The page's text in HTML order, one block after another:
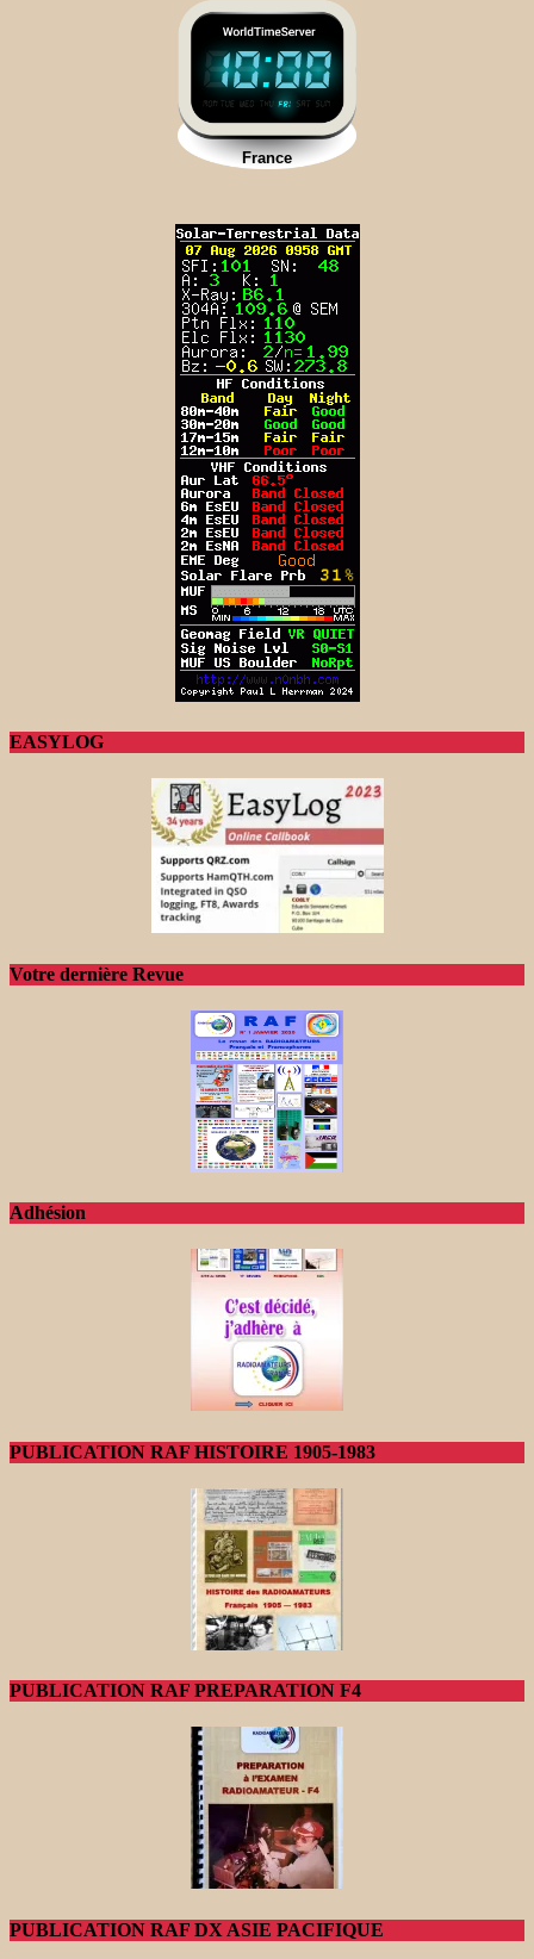
EASYLOG
Votre dernière Revue
Adhésion
PUBLICATION RAF HISTOIRE 1905-1983
PUBLICATION RAF PREPARATION F4
PUBLICATION RAF DX ASIE PACIFIQUE